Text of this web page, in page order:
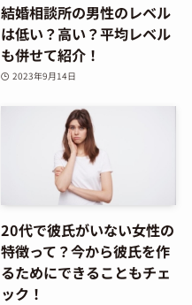
結婚相談所の男性のレベル
は低い？高い？平均レベル
も併せて紹介！
2023年9月14日
20代で彼氏がいない女性の
特徴って？今から彼氏を作
るためにできることもチェ
ック！